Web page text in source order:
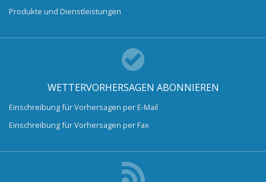
Produkte und Dienstleistungen
WETTERVORHERSAGEN ABONNIEREN
Einschreibung für Vorhersagen per E-Mail
Einschreibung für Vorhersagen per Fax